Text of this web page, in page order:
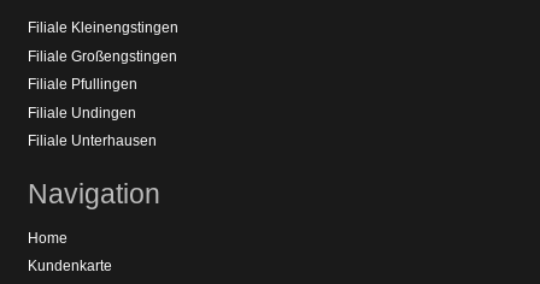
Filiale Kleinengstingen
Filiale Großengstingen
Filiale Pfullingen
Filiale Undingen
Filiale Unterhausen
Navigation
Home
Kundenkarte